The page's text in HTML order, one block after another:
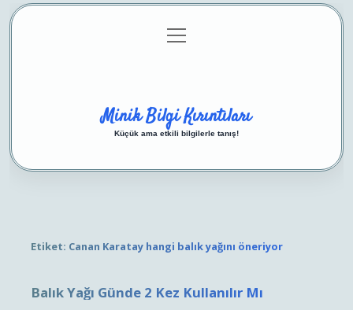
Gizlilik Politikası
menüyü
aç
Minik Bilgi Kırıntıları
Küçük ama etkili bilgilerle tanış!
Etiket: Canan Karatay hangi balık yağını öneriyor
Balık Yağı Günde 2 Kez Kullanılır Mı